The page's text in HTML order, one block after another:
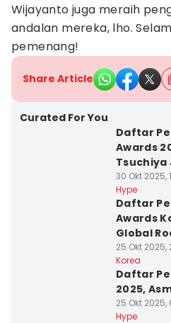
Wijayanto juga meraih
andalan mereka, lho.
pemenang!
Share Article
Curated For You
Daftar
Awards
Tsuchiya
30 Okt 2025,
Hype
Daftar
Awards
Global
25 Okt 2025,
Korea
Daftar
2025,
25 Okt 2025,
Hype